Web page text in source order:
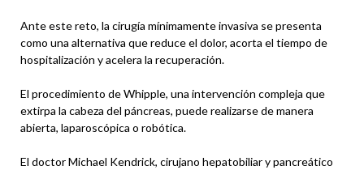
Ante este reto, la cirugía mínimamente invasiva se presenta
como una alternativa que reduce el dolor, acorta el tiempo de
hospitalización y acelera la recuperación.
El procedimiento de Whipple, una intervención compleja que
extirpa la cabeza del páncreas, puede realizarse de manera
abierta, laparoscópica o robótica.
El doctor Michael Kendrick, cirujano hepatobiliar y pancreático